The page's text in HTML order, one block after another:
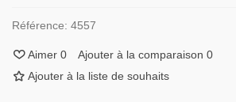
Référence: 4557
Aimer 0 Ajouter à la comparaison 0
Ajouter à la liste de souhaits